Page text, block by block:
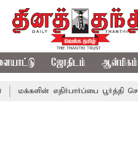
ஜோதிடம் ஆன்மிகம்
எதிர்பார்ப்பை பூர்த்தி செய்யாத